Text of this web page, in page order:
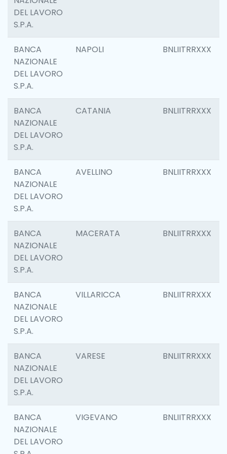
DEL LAVORO
S.P.A.
BANCA
NAZIONALE
DEL LAVORO
S.P.A.
NAPOLI BNLIITRRXXX
BANCA
NAZIONALE
DEL LAVORO
S.P.A.
CATANIA BNLIITRRXXX
BANCA
NAZIONALE
DEL LAVORO
S.P.A.
AVELLINO BNLIITRRXXX
BANCA
NAZIONALE
DEL LAVORO
S.P.A.
MACERATA BNLIITRRXXX
BANCA
NAZIONALE
DEL LAVORO
S.P.A.
VILLARICCA BNLIITRRXXX
BANCA
NAZIONALE
DEL LAVORO
S.P.A.
VARESE BNLIITRRXXX
BANCA
NAZIONALE
DEL LAVORO
VIGEVANO BNLIITRRXXX